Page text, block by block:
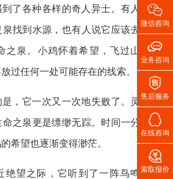
了各种各样的奇人异士。有人
找到水源，也有人说它应该去
之泉。小鸡怀着希望，飞过山
过任何一处可能存在的线索。
，它一次又一次地失败了。灵
之泉更是缥缈无踪。时间一分
希望也逐渐变得渺茫。
绝望之际，它听到了一阵鸟鸣

微信咨询

业务咨询

售后服务

在线咨询

索取报价